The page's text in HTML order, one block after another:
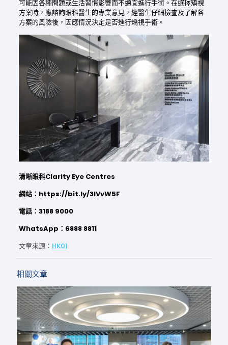
可能因各種問題或生活習慣影響而不適宜進行手術。在選擇矯視
方案時，應諮詢眼科醫生的專業意見，經醫生仔細檢查及了解各
方案的風險後，因應情況決定是否進行矯視手術。
清晰眼科Clarity Eye Centres
網站：https://bit.ly/3IVvW5F
電話：3188 9000
WhatsApp：6888 8811
文章來源： HK01
相關文章